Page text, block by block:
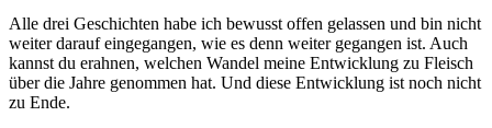
Alle drei Geschichten habe ich bewusst offen gelassen und bin nicht
weiter darauf eingegangen, wie es denn weiter gegangen ist. Auch
kannst du erahnen, welchen Wandel meine Entwicklung zu Fleisch
über die Jahre genommen hat. Und diese Entwicklung ist noch nicht
zu Ende.